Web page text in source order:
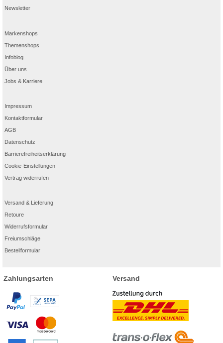
Newsletter
Markenshops
Themenshops
Infoblog
Über uns
Jobs & Karriere
Impressum
Kontaktformular
AGB
Datenschutz
Barrierefreiheitserklärung
Cookie-Einstellungen
Vertrag widerrufen
Versand & Lieferung
Retoure
Widerrufsformular
Freiumschläge
Bestellformular
Zahlungsarten Versand